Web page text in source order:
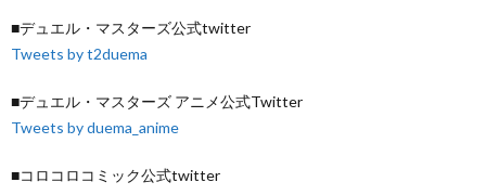
■デュエル・マスターズ公式twitter
Tweets by t2duema
■デュエル・マスターズ アニメ公式Twitter
Tweets by duema_anime
■コロコロコミック公式twitter